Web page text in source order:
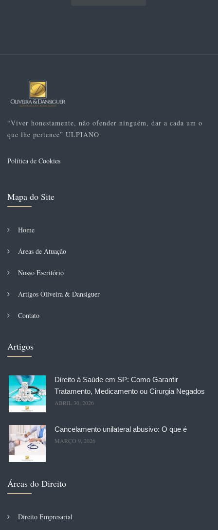
“Viver honestamente, não ofender ninguém, dar a cada um o
que lhe pertence” ULPIANO
Política de Cookies
Mapa do Site
Home
Áreas de Atuação
Nosso Escritório
Artigos Oliveira & Dansiguer
Contato
Artigos
Direito à Saúde em SP: Como Garantir
Tratamento, Medicamento ou Cirurgia Negados
ABRIL 30, 2026
Cancelamento unilateral abusivo: O que é
MARÇO 9, 2026
Áreas do Direito
Direito Empresarial